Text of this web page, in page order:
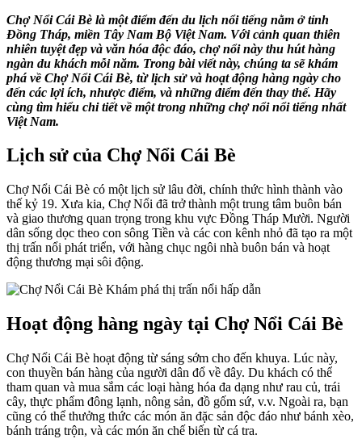
Chợ Nổi Cái Bè là một điểm đến du lịch nổi tiếng nằm ở tỉnh
Đồng Tháp, miền Tây Nam Bộ Việt Nam. Với cảnh quan thiên
nhiên tuyệt đẹp và văn hóa độc đáo, chợ nổi này thu hút hàng
ngàn du khách mỗi năm. Trong bài viết này, chúng ta sẽ khám
phá về Chợ Nổi Cái Bè, từ lịch sử và hoạt động hàng ngày cho
đến các lợi ích, nhược điểm, và những điểm đến thay thế. Hãy
cùng tìm hiểu chi tiết về một trong những chợ nổi nổi tiếng nhất
Việt Nam.
Lịch sử của Chợ Nổi Cái Bè
Chợ Nổi Cái Bè có một lịch sử lâu đời, chính thức hình thành vào
thế kỷ 19. Xưa kia, Chợ Nổi đã trở thành một trung tâm buôn bán
và giao thương quan trọng trong khu vực Đồng Tháp Mười. Người
dân sống dọc theo con sông Tiền và các con kênh nhỏ đã tạo ra một
thị trấn nổi phát triển, với hàng chục ngôi nhà buôn bán và hoạt
động thương mại sôi động.
Hoạt động hàng ngày tại Chợ Nổi Cái Bè
Chợ Nổi Cái Bè hoạt động từ sáng sớm cho đến khuya. Lúc này,
con thuyền bán hàng của người dân đổ về đây. Du khách có thể
tham quan và mua sắm các loại hàng hóa đa dạng như rau củ, trái
cây, thực phẩm đông lạnh, nông sản, đồ gốm sứ, v.v. Ngoài ra, bạn
cũng có thể thưởng thức các món ăn đặc sản độc đáo như bánh xèo,
bánh tráng trộn, và các món ăn chế biến từ cá tra.